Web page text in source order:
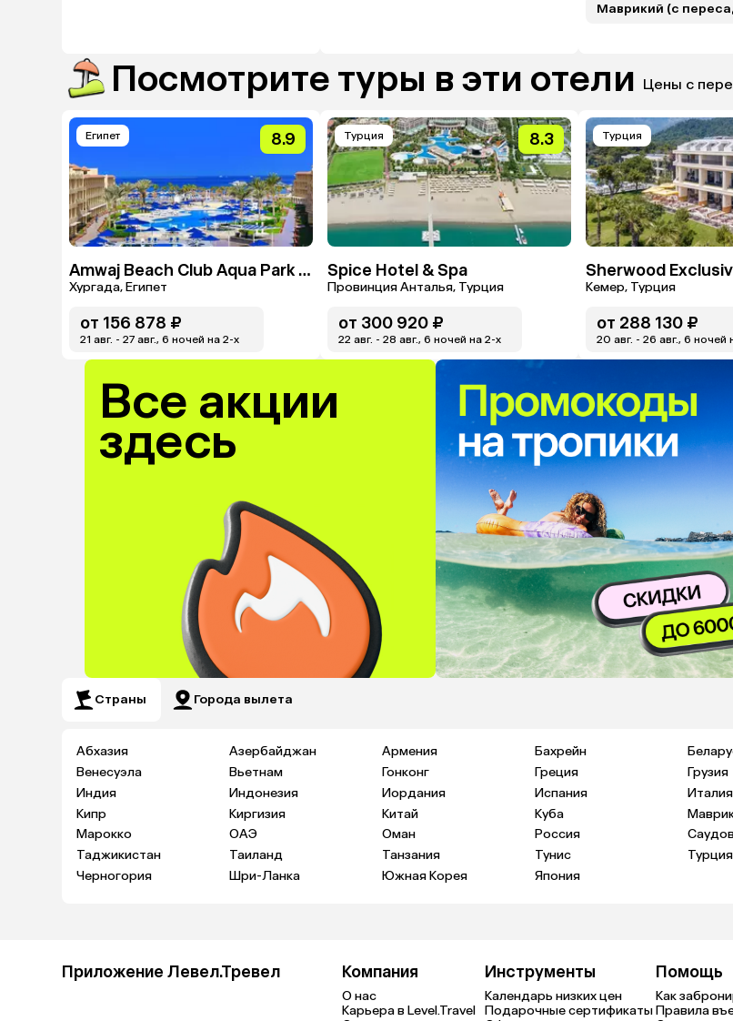
Маврикий (с
Посмотрите туры в эти отели Цены с
Египет 8.9
Amwaj Beach Club Aqua Park & Spa
Хургада, Египет
от 156 878 ₽
21 авг. - 27 авг., 6 ночей на 2-x
Турция 8.3
Spice Hotel & Spa
Провинция Анталья, Турция
от 300 920 ₽
22 авг. - 28 авг., 6 ночей на 2-x
Турция
Кемер, Турция
от 288 130 ₽
20 авг. - 26 авг., 6 ночей
Все акции
здесь
Страны Города вылета
Абхазия Азербайджан Армения Бахрейн
Венесуэла
Вьетнам Гонконг Греция Грузия
Индия
Индонезия Иордания Испания Италия
Кипр
Киргизия Китай Куба
Марокко
ОАЭ Оман Россия
Таджикистан
Таиланд Танзания Тунис Турция
Черногория
Шри-Ланка Южная Корея Япония
Приложение Левел.Тревел Компания
О нас
Карьера в Level.Travel
Инструменты
Календарь низких цен
Подарочные сертификаты
Помощь
Как
Правила